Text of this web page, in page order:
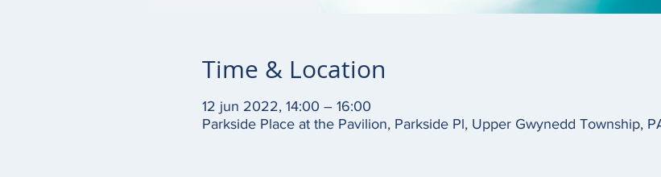
Time & Location
12 jun 2022, 14:00 – 16:00
Parkside Place at the Pavilion, Parkside Pl, Upper Gwynedd Township,